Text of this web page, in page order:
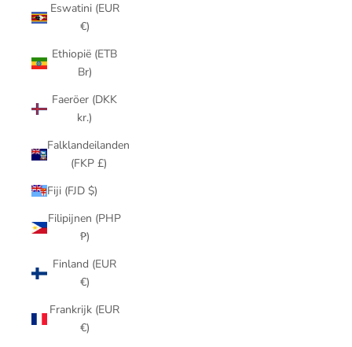
Eswatini (EUR
€)
Ethiopië (ETB
Br)
Faeröer (DKK
kr.)
Falklandeilanden
(FKP £)
Fiji (FJD $)
Filipijnen (PHP
₱)
Finland (EUR
€)
Frankrijk (EUR
€)